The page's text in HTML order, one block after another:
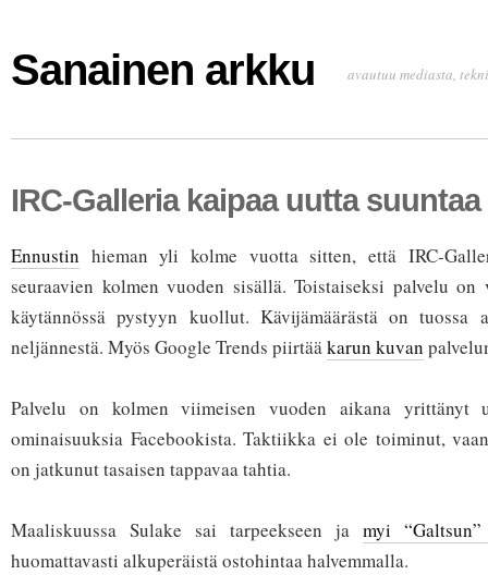
Sanainen arkku avautuu mediasta,
IRC-Galleria kaipaa uutta suuntaa
Ennustin hieman yli kolme vuotta sitten, että IRC-
seuraavien kolmen vuoden sisällä. Toistaiseksi palvelu on
käytännössä pystyyn kuollut. Kävijämäärästä on tuossa
neljännestä. Myös Google Trends piirtääkarun kuvan
Palvelu on kolmen viimeisen vuoden aikana yrittänyt
ominaisuuksia Facebookista. Taktiikka ei ole toiminut,
on jatkunut tasaisen tappavaa tahtia.
Maaliskuussa Sulake sai tarpeekseen ja myi
huomattavasti alkuperäistä ostohintaa halvemmalla.